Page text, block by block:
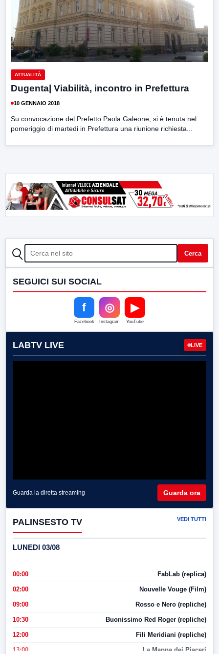
ATTUALITÀ
Dugenta| Viabilità, incontro in Prefettura
10 GENNAIO 2018
Su convocazione del Prefetto Paola Galeone, si è tenuta nel
pomeriggio di martedi in Prefettura una riunione richiesta...
CERCA Cerca
SEGUICI SUI SOCIAL
f
Facebook
◎
Instagram
▶
YouTube
LABTV LIVE LIVE
Guarda la diretta streaming Guarda ora
PALINSESTO TV VEDI TUTTI
LUNEDI 03/08
00:00 FabLab (replica)
02:00 Nouvelle Vouge (Film)
09:00 Rosso e Nero (repliche)
10:30 Buonissimo Red Roger (repliche)
12:00 Fili Meridiani (repliche)
13:00 La Mappa dei Piaceri